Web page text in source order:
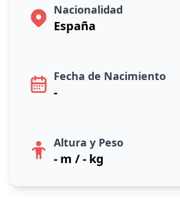
Nacionalidad
España
Fecha de Nacimiento
-
Altura y Peso
- m / - kg